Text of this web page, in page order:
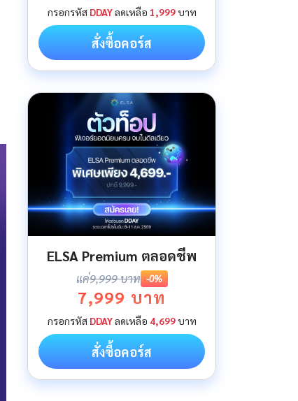
กรอกรหัส DDAYลดเหลือ 1,999บาท
สั่งซื้อคอร์ส
ELSA Premium ตลอดชีพ
แค่9,999 บาท -0%
7,999 บาท
กรอกรหัส DDAYลดเหลือ 4,699บาท
สั่งซื้อคอร์ส